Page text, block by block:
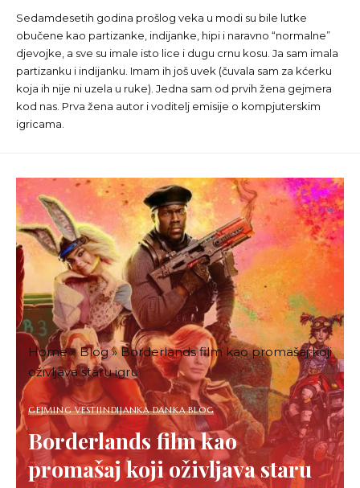
Sedamdesetih godina prošlog veka u modi su bile lutke
obučene kao partizanke, indijanke, hipi i naravno “normalne”
djevojke, a sve su imale isto lice i dugu crnu kosu. Ja sam imala
partizanku i indijanku. Imam ih još uvek (čuvala sam za kćerku
koja ih nije ni uzela u ruke). Jedna sam od prvih žena gejmera
kod nas. Prva žena autor i voditelj emisije o kompjuterskim
igricama.
Home»Blog»Borderlands film kao promašaj koji
oživljava staru igru
GEJMING VESTIINDIJANKA DANKA BLOG
Borderlands film kao
promašaj koji oživljava staru